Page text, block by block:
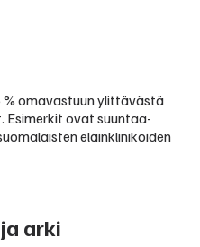
% omavastuun ylittävästä
ovat suuntaa-
eläinklinikoiden
arki